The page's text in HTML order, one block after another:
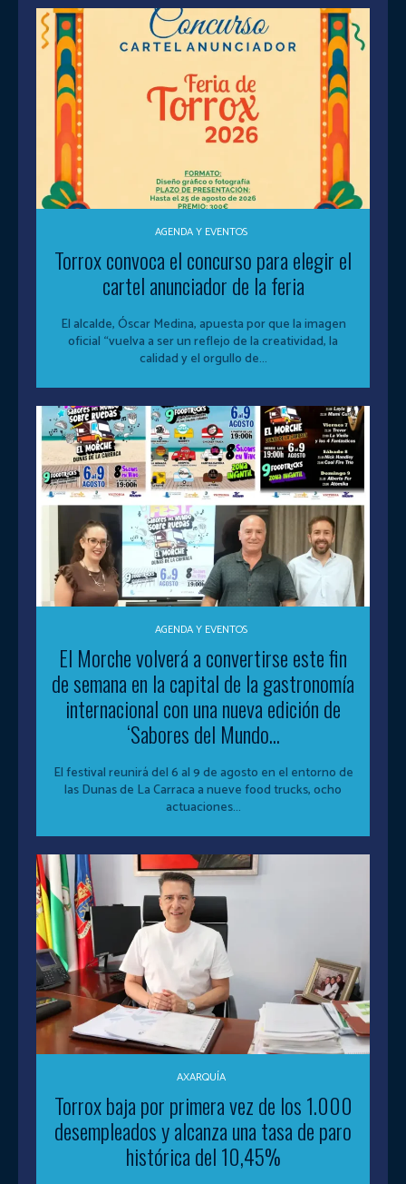
AGENDA Y EVENTOS
Torrox convoca el concurso para elegir el
cartel anunciador de la feria
El alcalde, Óscar Medina, apuesta por que la imagen
oficial “vuelva a ser un reflejo de la creatividad, la
calidad y el orgullo de...
AGENDA Y EVENTOS
El Morche volverá a convertirse este fin
de semana en la capital de la gastronomía
internacional con una nueva edición de
‘Sabores del Mundo...
El festival reunirá del 6 al 9 de agosto en el entorno de
las Dunas de La Carraca a nueve food trucks, ocho
actuaciones...
AXARQUÍA
Torrox baja por primera vez de los 1.000
desempleados y alcanza una tasa de paro
histórica del 10,45%